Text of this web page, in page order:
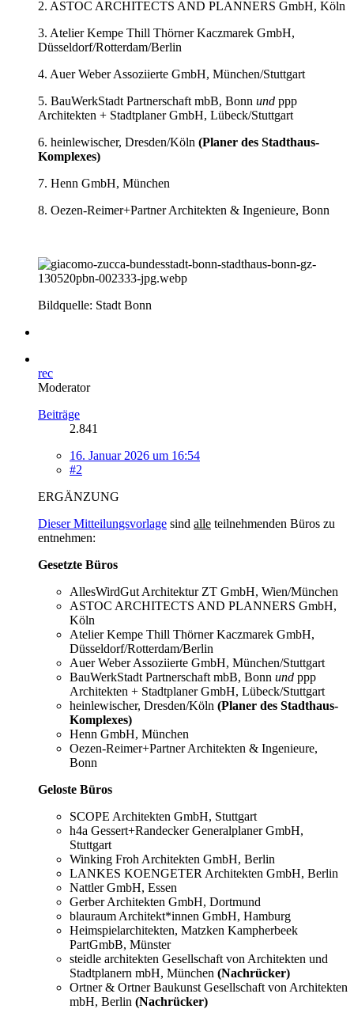
2. ASTOC ARCHITECTS AND PLANNERS GmbH, Köln
3. Atelier Kempe Thill Thörner Kaczmarek GmbH,
Düsseldorf/Rotterdam/Berlin
4. Auer Weber Assoziierte GmbH, München/Stuttgart
5. BauWerkStadt Partnerschaft mbB, Bonn und ppp
Architekten + Stadtplaner GmbH, Lübeck/Stuttgart
6. heinlewischer, Dresden/Köln (Planer des Stadthaus-
Komplexes)
7. Henn GmbH, München
8. Oezen-Reimer+Partner Architekten & Ingenieure, Bonn
Bildquelle: Stadt Bonn
rec
Moderator
Beiträge
2.841
16. Januar 2026 um 16:54
#2
ERGÄNZUNG
Dieser Mitteilungsvorlage sind alle teilnehmenden Büros zu
entnehmen:
Gesetzte Büros
AllesWirdGut Architektur ZT GmbH, Wien/München
ASTOC ARCHITECTS AND PLANNERS GmbH,
Köln
Atelier Kempe Thill Thörner Kaczmarek GmbH,
Düsseldorf/Rotterdam/Berlin
Auer Weber Assoziierte GmbH, München/Stuttgart
BauWerkStadt Partnerschaft mbB, Bonn und ppp
Architekten + Stadtplaner GmbH, Lübeck/Stuttgart
heinlewischer, Dresden/Köln (Planer des Stadthaus-
Komplexes)
Henn GmbH, München
Oezen-Reimer+Partner Architekten & Ingenieure,
Bonn
Geloste Büros
SCOPE Architekten GmbH, Stuttgart
h4a Gessert+Randecker Generalplaner GmbH,
Stuttgart
Winking Froh Architekten GmbH, Berlin
LANKES KOENGETER Architekten GmbH, Berlin
Nattler GmbH, Essen
Gerber Architekten GmbH, Dortmund
blauraum Architekt*innen GmbH, Hamburg
Heimspielarchitekten, Matzken Kampherbeek
PartGmbB, Münster
steidle architekten Gesellschaft von Architekten und
Stadtplanern mbH, München (Nachrücker)
Ortner & Ortner Baukunst Gesellschaft von Architekten
mbH, Berlin (Nachrücker)